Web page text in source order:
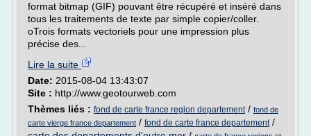
format bitmap (GIF) pouvant être récupéré et inséré dans
tous les traitements de texte par simple copier/coller.
oTrois formats vectoriels pour une impression plus
précise des...
Lire la suite
Date: 2015-08-04 13:43:07
Site : http://www.geotourweb.com
Thèmes liés : fond de carte france region departement/ fond de
carte vierge france departement / fond de carte france departement/